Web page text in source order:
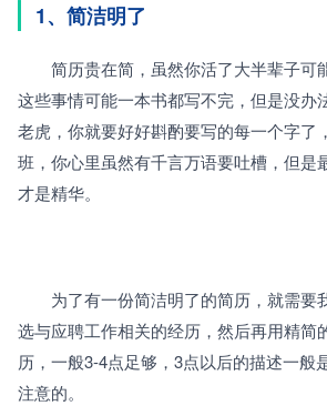
1、简洁明了
简历贵在简，虽然你活了大半辈子可
这些事情可能一本书都写不完，但是没办
老虎，你就要好好斟酌要写的每一个字了
班，你心里虽然有千言万语要吐槽，但是
才是精华。
为了有一份简洁明了的简历，就需要
选与应聘工作相关的经历，然后再用精简
历，一般3-4点足够，3点以后的描述一般
注意的。